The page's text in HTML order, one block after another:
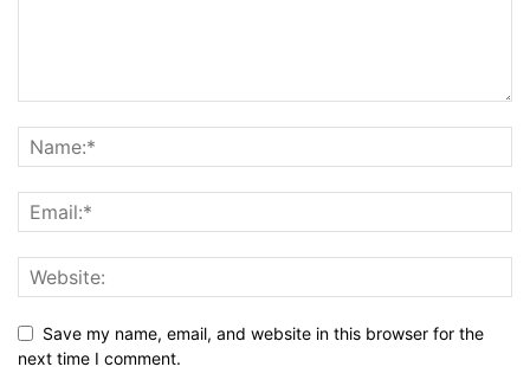
Save my name, email, and website in this browser for the
next time I comment.